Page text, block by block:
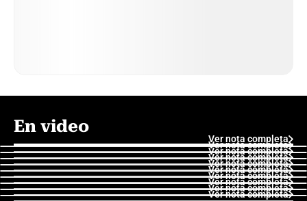
En video
Ver nota completa
Ver nota completa
Ver nota completa
Ver nota completa
Ver nota completa
Ver nota completa
Ver nota completa
Ver nota completa
Ver nota completa
Ver nota completa